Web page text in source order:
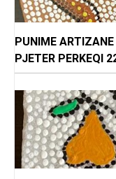
PUNIME
PJETER PERKEQI